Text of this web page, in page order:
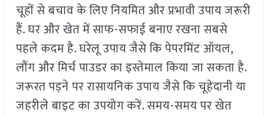
चूहों से बचाव के लिए नियमित और प्रभावी उपाय जरूरी
हैं. घर और खेत में साफ-सफाई बनाए रखना सबसे
पहले कदम है. घरेलू उपाय जैसे कि पेपरमिंट ऑयल,
लौंग और मिर्च पाउडर का इस्तेमाल किया जा सकता है.
जरूरत पड़ने पर रासायनिक उपाय जैसे कि चूहेदानी या
जहरीले बाइट का उपयोग करें. समय-समय पर खेत